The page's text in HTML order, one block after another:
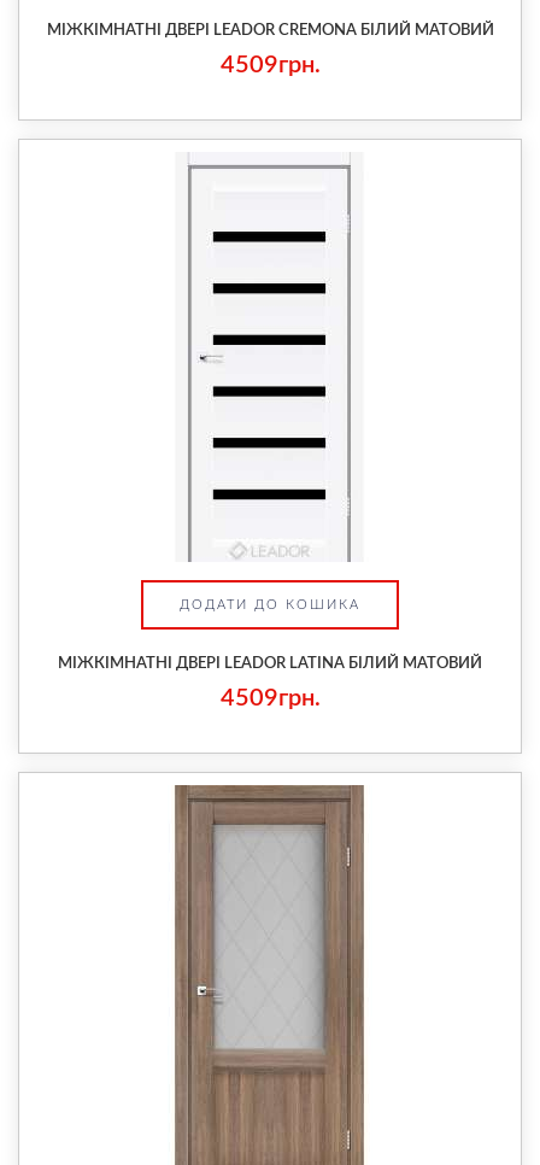
МІЖКІМНАТНІ ДВЕРІ LEADOR CREMONA БІЛИЙ МАТОВИЙ
4509грн.
ДОДАТИ ДО КОШИКА
МІЖКІМНАТНІ ДВЕРІ LEADOR LATINA БІЛИЙ МАТОВИЙ
4509грн.